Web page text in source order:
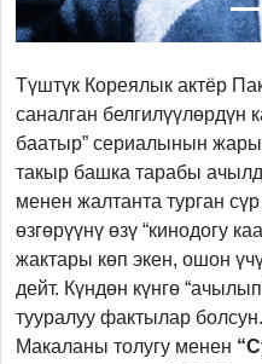
Түштүк Кореялык актёр
саналган белгилүүлөрдүн
баатыр” сериалынын
такыр башка тарабы
менен жалтанта турган
өзгөрүүнү өзү “кинодогу
жактары көп экен, ошон
дейт. Күндөн күнгө
тууралуу фактылар болсун.
Макаланы толугу менен